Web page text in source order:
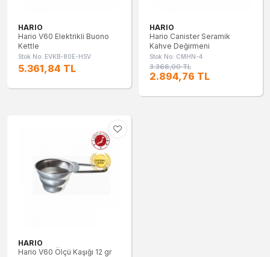
HARIO
Hario V60 Elektrikli Buono
Kettle
Stok No: EVKB-80E-HSV
5.361,84 TL
HARIO
Hario Canister Seramik
Kahve Değirmeni
Stok No: CMHN-4
3.366,00 TL
2.894,76 TL
HARIO
Hario V60 Ölçü Kaşığı 12 gr